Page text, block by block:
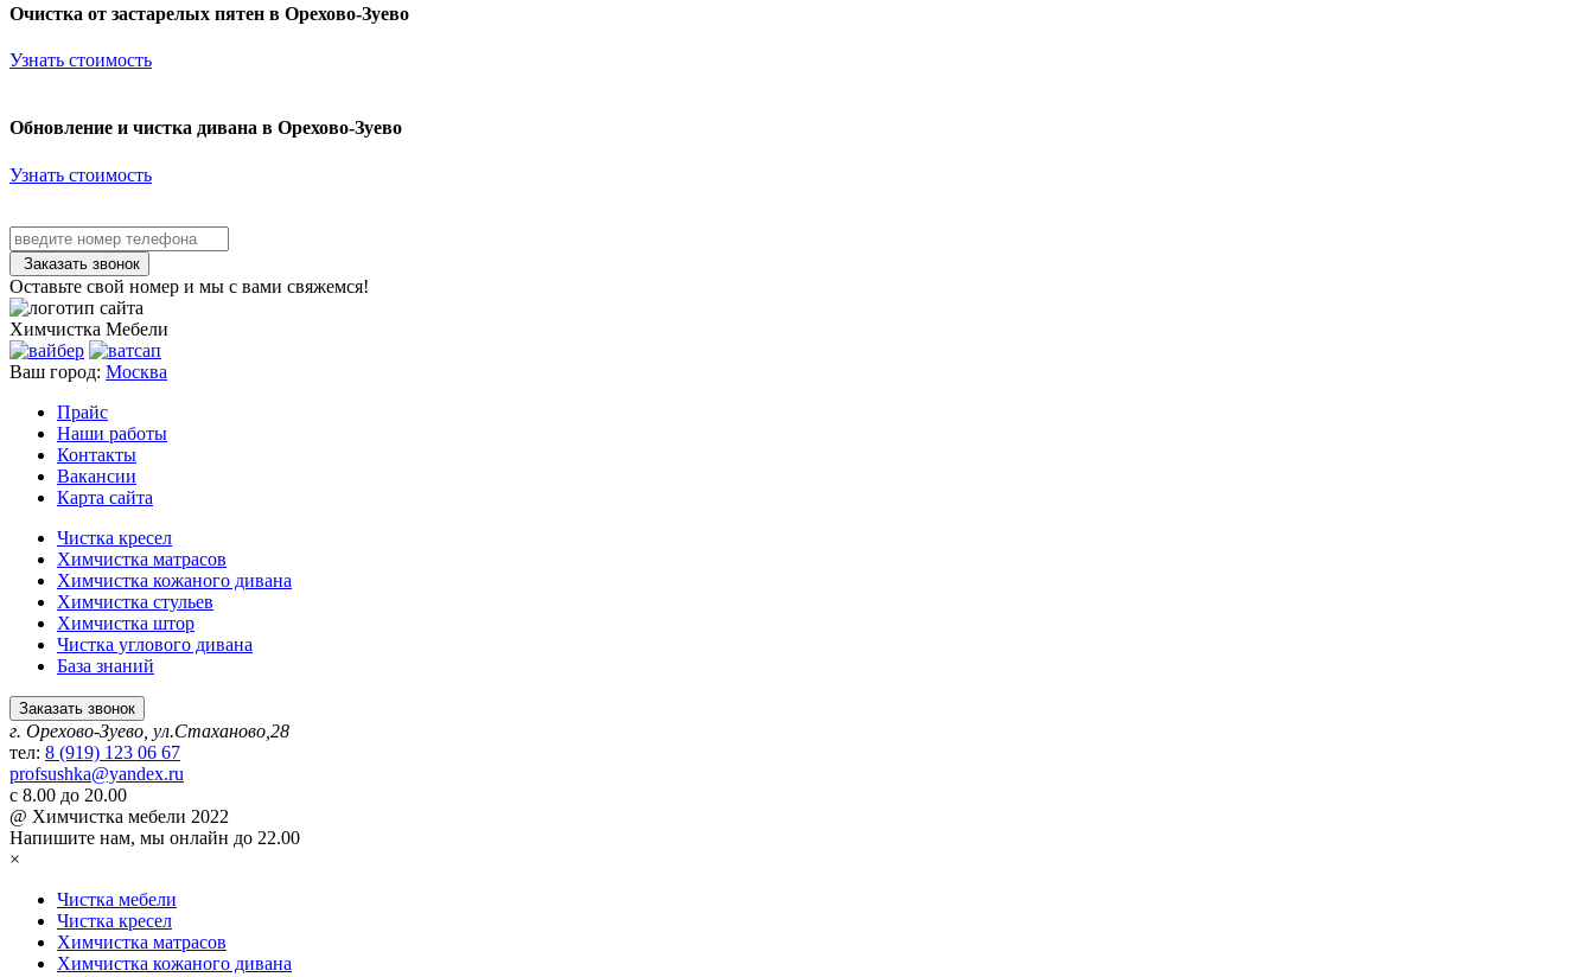
Очистка от застарелых пятен в Орехово-Зуево
Узнать стоимость
Обновление и чистка дивана в Орехово-Зуево
Узнать стоимость
Заказать звонок
Оставьте свой номер и мы с вами свяжемся!
Химчистка Мебели
Ваш город: Москва
Прайс
Наши работы
Контакты
Вакансии
Карта сайта
Чистка кресел
Химчистка матрасов
Химчистка кожаного дивана
Химчистка стульев
Химчистка штор
Чистка углового дивана
База знаний
Заказать звонок
г. Орехово-Зуево, ул.Стаханово,28
тел: 8 (919) 123 06 67
profsushka@yandex.ru
с 8.00 до 20.00
@ Химчистка мебели 2022
Напишите нам, мы онлайн до 22.00
×
Чистка мебели
Чистка кресел
Химчистка матрасов
Химчистка кожаного дивана